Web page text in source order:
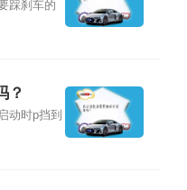
踩刹车的
？
动时p挡到